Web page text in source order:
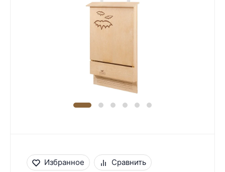
Избранное Сравнить